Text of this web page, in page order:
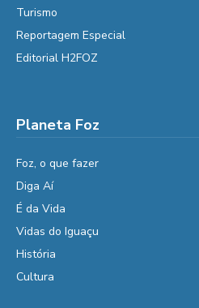
Turismo
Reportagem Especial
Editorial H2FOZ
Planeta Foz
Foz, o que fazer
Diga Aí
É da Vida
Vidas do Iguaçu
História
Cultura